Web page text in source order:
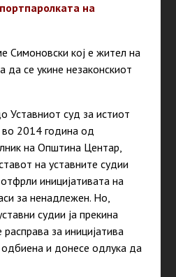
на
Симоновски кој е жител на
да се укине незаконскиот
Уставниот суд за истиот
2014 година од
на Општина Центар,
на уставните судии
иницијативата на
за ненадлежен. Но,
судии ја прекина
за иницијатива
и донесе одлука да